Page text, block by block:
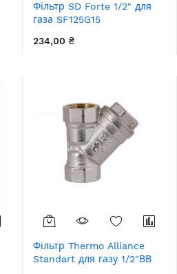
Фільтр SD Forte 1/2" для
газа SF125G15
234,00 ₴
Фільтр Thermo Alliance
Standart для газу 1/2"ВВ